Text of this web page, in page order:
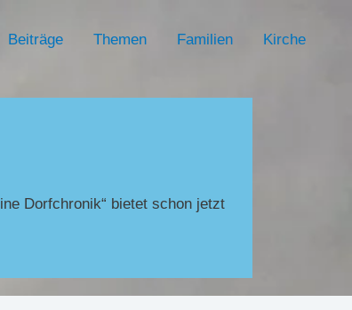
Beiträge Themen Familien Kirche
Dorfchronik“ bietet schon jetzt